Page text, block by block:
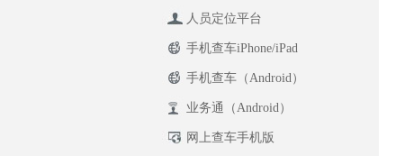
人员定位平台
手机查车iPhone/iPad
手机查车（Android）
业务通（Android）
网上查车手机版